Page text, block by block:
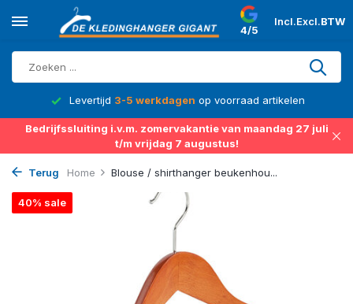
4/5
Incl.Excl.BTW
Levertijd 3-5 werkdagen op voorraad artikelen
Bedrijfssluiting i.v.m. zomervakantie van maandag 27 juli
t/m vrijdag 7 augustus!
Terug Home Blouse / shirthanger beukenhou...
40% sale